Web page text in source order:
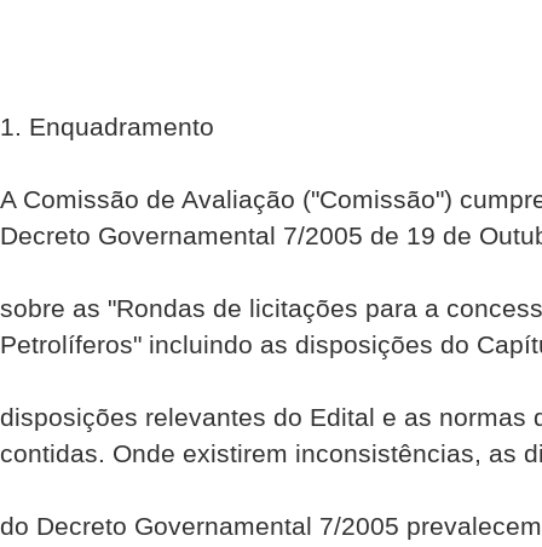
1. Enquadramento
A Comissão de Avaliação ("Comissão")
Decreto Governamental 7/2005 de 19 de
sobre as "Rondas de licitações para a
Petrolíferos" incluindo as disposições do
disposições relevantes do Edital e as normas
contidas. Onde existirem inconsistências, as
do Decreto Governamental 7/2005